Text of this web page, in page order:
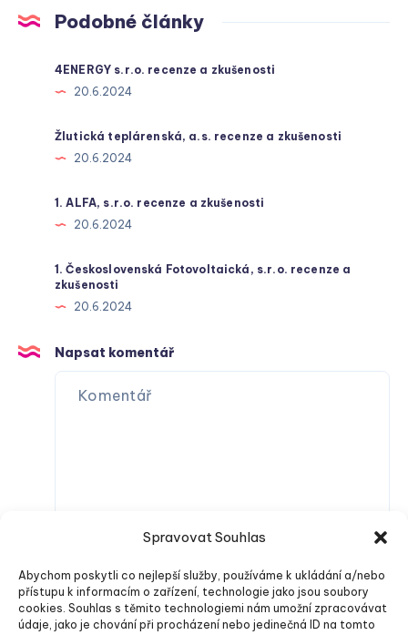
Spravovat Souhlas
Abychom poskytli co nejlepší služby, používáme k ukládání a/nebo
přístupu k informacím o zařízení, technologie jako jsou soubory
cookies. Souhlas s těmito technologiemi nám umožní zpracovávat
údaje, jako je chování při procházení nebo jedinečná ID na tomto
Podobné články
4ENERGY s.r.o. recenze a zkušenosti
20.6.2024
Žlutická teplárenská, a.s. recenze a zkušenosti
20.6.2024
1. ALFA, s.r.o. recenze a zkušenosti
20.6.2024
1. Československá Fotovoltaická, s.r.o. recenze a
zkušenosti
20.6.2024
Napsat komentář